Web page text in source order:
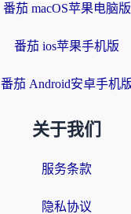
番茄 macOS苹果电脑版
番茄 ios苹果手机版
番茄 Android安卓手机
关于我们
服务条款
隐私协议